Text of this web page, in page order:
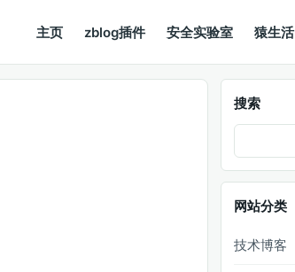
主页 zblog插件 安全实验室 猿生活
搜索
网站分类
技术博客